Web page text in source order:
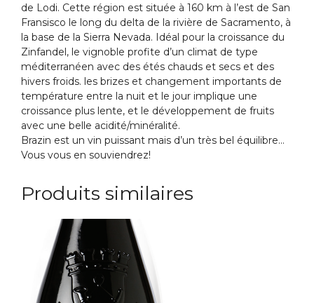
de Lodi. Cette région est située à 160 km à l’est de San
Fransisco le long du delta de la rivière de Sacramento, à
la base de la Sierra Nevada. Idéal pour la croissance du
Zinfandel, le vignoble profite d’un climat de type
méditerranéen avec des étés chauds et secs et des
hivers froids. les brizes et changement importants de
température entre la nuit et le jour implique une
croissance plus lente, et le développement de fruits
avec une belle acidité/minéralité.
Brazin est un vin puissant mais d’un très bel équilibre…
Vous vous en souviendrez!
Produits similaires